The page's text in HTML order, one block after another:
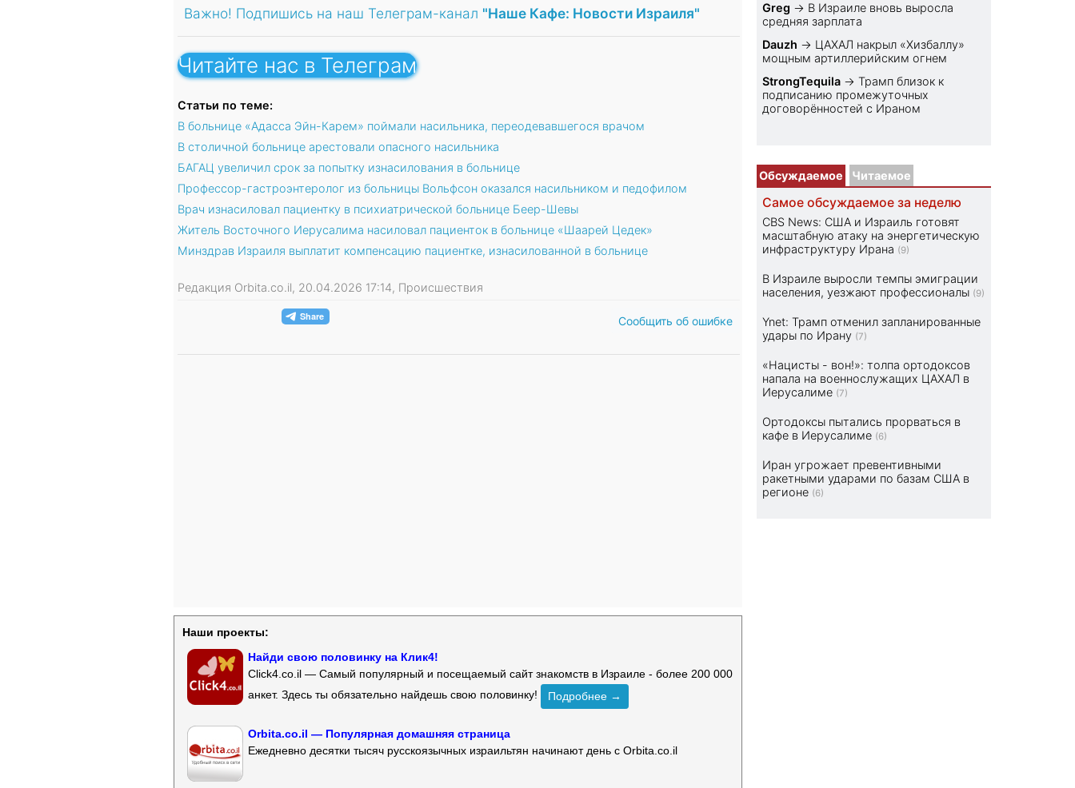
Важно! Подпишись на наш Телеграм-канал "Наше Кафе: Новости Израиля"
Читайте нас в Телеграм
Статьи по теме:
В больнице «Адасса Эйн-Карем» поймали насильника, переодевавшегося врачом
В столичной больнице арестовали опасного насильника
БАГАЦ увеличил срок за попытку изнасилования в больнице
Профессор-гастроэнтеролог из больницы Вольфсон оказался насильником и педофилом
Врач изнасиловал пациентку в психиатрической больнице Беер-Шевы
Житель Восточного Иерусалима насиловал пациенток в больнице «Шаарей Цедек»
Минздрав Израиля выплатит компенсацию пациентке, изнасилованной в больнице
Редакция Orbita.co.il, 20.04.2026 17:14, Происшествия
Сообщить об ошибке
Наши проекты:
Найди свою половинку на Клик4!
Click4.co.il — Самый популярный и посещаемый сайт знакомств в Израиле - более 200 000
анкет. Здесь ты обязательно найдешь свою половинку!
Подробнее →
Orbita.co.il — Популярная домашняя страница
Ежедневно десятки тысяч русскоязычных израильтян начинают день с Orbita.co.il
Greg → В Израиле вновь выросла
средняя зарплата
Dauzh → ЦАХАЛ накрыл «Хизбаллу»
мощным артиллерийским огнем
StrongTequila →Трамп близок к
подписанию промежуточных
договорённостей с Ираном
Обсуждаемое Читаемое
Самое обсуждаемое за неделю
CBS News: США и Израиль готовят
масштабную атаку на энергетическую
инфраструктуру Ирана (9)
В Израиле выросли темпы эмиграции
населения, уезжают профессионалы (9)
Ynet: Трамп отменил запланированные
удары по Ирану (7)
«Нацисты - вон!»: толпа ортодоксов
напала на военнослужащих ЦАХАЛ в
Иерусалиме (7)
Ортодоксы пытались прорваться в
кафе в Иерусалиме (6)
Иран угрожает превентивными
ракетными ударами по базам США в
регионе (6)